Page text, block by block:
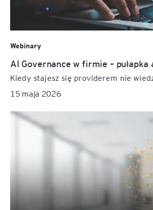
Webinary
AI Governance w firmie –
Kiedy stajesz się providerem nie
15 maja 2026